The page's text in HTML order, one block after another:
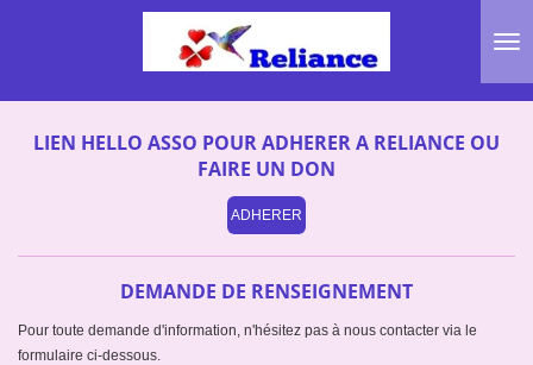
principal
LIEN HELLO ASSO POUR ADHERER A RELIANCE OU
FAIRE UN DON
ADHERER
DEMANDE DE RENSEIGNEMENT
Pour toute demande d'information, n'hésitez pas à nous contacter via le
formulaire ci-dessous.